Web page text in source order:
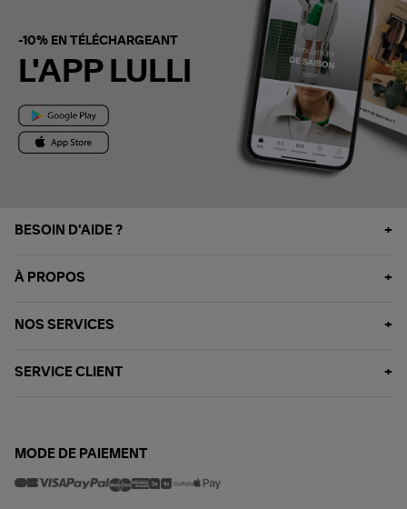
-10% EN TÉLÉCHARGEANT
L'APP LULLI
BESOIN D'AIDE ?
À PROPOS
NOS SERVICES
SERVICE CLIENT
MODE DE PAIEMENT